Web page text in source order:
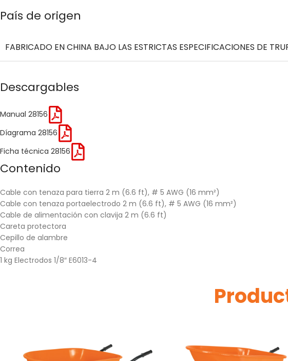
País de origen
FABRICADO EN CHINA BAJO LAS ESTRICTAS ESPECIFICACIONES DE
Descargables
Manual 28156
Díagrama 28156
Ficha técnica 28156
Contenido
Cable con tenaza para tierra 2 m (6.6 ft), # 5 AWG (16 mm²)
Cable con tenaza portaelectrodo 2 m (6.6 ft), # 5 AWG (16 mm²)
Cable de alimentación con clavija 2 m (6.6 ft)
Careta protectora
Cepillo de alambre
Correa
1 kg Electrodos 1/8″ E6013-4